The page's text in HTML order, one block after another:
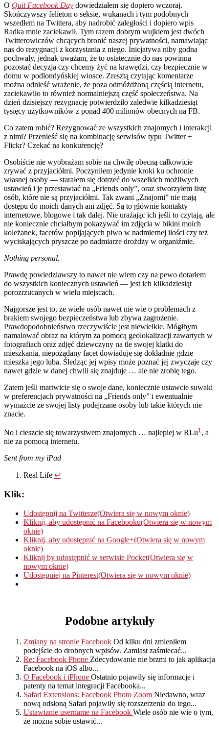
O Quit Facebook Day dowiedziałem się dopiero wczoraj.
Skończywszy felieton o seksie, wukanach i tym podobnych
wszedłem na Twittera, aby nadrobić zaległości i dopiero wpis
Radka mnie zaciekawił. Tym razem dobrym wujkiem jest dwóch
Twitterowiczów chcących bronić naszej prywatności, namawiając
nas do rezygnacji z korzystania z niego. Inicjatywa niby godna
pochwały, jednak uważam, że to ostatecznie do nas powinna
pozostać decyzja czy chcemy żyć na krawędzi, czy bezpiecznie w
domu w podlondyńskiej wiosce. Zresztą czytając komentarze
można odnieść wrażenie, że poza odmóżdżoną częścią internetu,
zaciekawiło to również normalniejszą część społeczeństwa. Na
dzień dzisiejszy rezygnację potwierdziło zaledwie kilkadziesiąt
tysięcy użytkowników z ponad 400 milionów obecnych na FB.
Co zatem robić? Rezygnować ze wszystkich znajomych i interakcji
z nimi? Przenieść się na kombinację serwisów typu Twitter +
Flickr? Czekać na konkurencję?
Osobiście nie wyobrażam sobie na chwilę obecną całkowicie
zrywać z przyjaciółmi. Poczyniłem jedynie kroki ku ochronie
własnej osoby — starałem się dotrzeć do wszelkich możliwych
ustawień i je przestawiać na „Friends only”, oraz stworzyłem listę
osób, które nie są przyjaciółmi. Tak zwani „Znajomi” nie mają
dostępu do moich danych ani zdjęć. Są to głównie kontakty
internetowe, blogowe i tak dalej. Nie urażając ich jeśli to czytają, ale
nie koniecznie chciałbym pokazywać im zdjęcia w bikini moich
koleżanek, facetów popijających piwo w nadmiernej ilości czy też
wyciskających pryszcze po nadmiarze drożdży w organiźmie.
Nothing personal.
Prawdę powiedziawszy to nawet nie wiem czy na pewo dotarłem
do wszystkich koniecznych ustawień — jest ich kilkadziesiąt
porozrzucanych w wielu miejscach.
Najgorsze jest to, że wiele osób nawet nie wie o problemach z
brakiem swojego bezpieczeństwa lub zbywa zagrożenie.
Prawdopodobnieństwo rzeczywiście jest niewielkie. Mógłbym
namalować obraz na którym za pomocą geolokalizacji zawartych w
fotografiach oraz zdjęć dziewczyny na tle swojej klatki do
mieszkania, niepożądany facet dowiaduje się dokładnie gdzie
mieszka jego luba. Śledząc jej wpisy może poznać jej zwyczaje czy
nawet gdzie w danej chwili się znajduje … ale nie zrobię tego.
Zatem jeśli martwicie się o swoje dane, koniecznie ustawcie suwaki
w preferencjach prywatności na „Friends only” i ewentualnie
wymażcie ze swojej listy podejrzane osoby lub takie których nie
znacie.
No i cieszcie się towarzystwem znajomych … najlepiej w RLu1 , a
nie za pomocą internetu.
Sent from my iPad
Real Life ↩
Klik:
Udostępnij na Twitterze(Otwiera się w nowym oknie)
Kliknij, aby udostępnić na Facebooku(Otwiera się w nowym
oknie)
Kliknij, aby udostępnić na Google+(Otwiera się w nowym
oknie)
Kliknij by udostępnić w serwisie Pocket(Otwiera się w
nowym oknie)
Udostępniej na Pinterest(Otwiera się w nowym oknie)
Podobne artykuły
Zmiany na stronie Facebook Od kilku dni zmieniłem
podejście do drobnych wpisów. Zamiast zaśmiecać...
Re: Facebook Phone Zdecydowanie nie brzmi to jak aplikacja
Facebook na iOS albo...
O Facebook i iPhone Ostatnio pojawiły się informacje i
patenty na temat integracji Facebooka...
Safari Extensions: Facebook Photo Zoom Niedawno, wraz
nową odsłoną Safari pojawiły się rozszerzenia do tego...
Ustawianie username na Facebook Wiele osób nie wie o tym,
że można sobie ustawić...